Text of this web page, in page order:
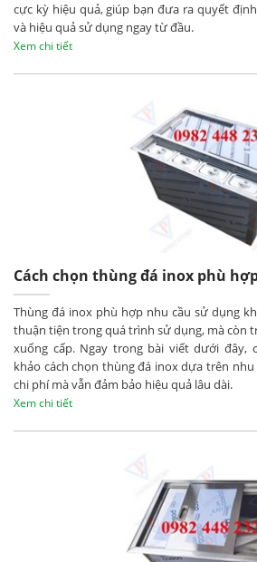
cực kỳ hiệu quả, giúp bạn đưa ra quyết
và hiệu quả sử dụng ngay từ đầu.
Xem chi tiết
Cách chọn thùng đá inox phù
Thùng đá inox phù hợp nhu cầu sử dụng
thuận tiện trong quá trình sử dụng, mà còn
xuống cấp. Ngay trong bài viết dưới đây,
khảo cách chọn thùng đá inox dựa trên
chi phí mà vẫn đảm bảo hiệu quả lâu dài.
Xem chi tiết